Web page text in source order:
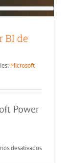
BI de
Microsoft
Power
desativadosem